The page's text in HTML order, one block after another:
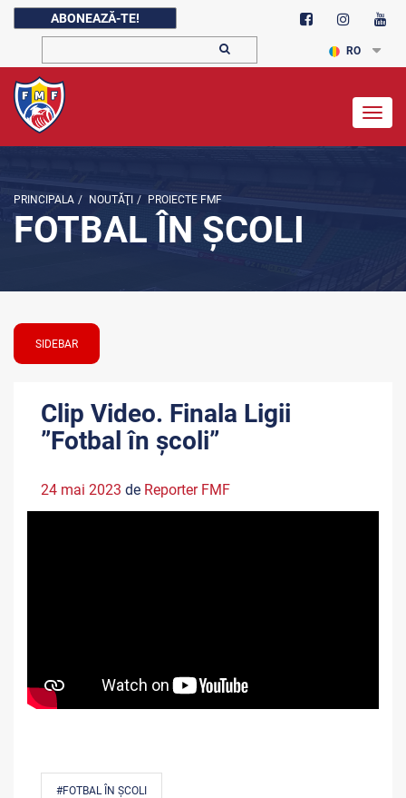
ABONEAZĂ-TE!
RO
PRINCIPALA / NOUTĂŢI / PROIECTE FMF
FOTBAL ÎN ȘCOLI
SIDEBAR
Clip Video. Finala Ligii
”Fotbal în școli”
24 mai 2023 de Reporter FMF
#FOTBAL ÎN ȘCOLI